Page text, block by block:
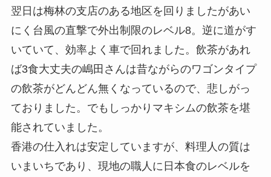
翌日は梅林の支店のある地区を回りましたがあい
にく台風の直撃で外出制限のレベル8。逆に道がす
いていて、効率よく車で回れました。飲茶があれ
ば3食大丈夫の嶋田さんは昔ながらのワゴンタイプ
の飲茶がどんどん無くなっているので、悲しがっ
ておりました。でもしっかりマキシムの飲茶を堪
能されていました。
香港の仕入れは安定していますが、料理人の質は
いまいちであり、現地の職人に日本食のレベルを